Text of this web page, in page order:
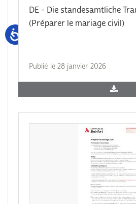
DE - Die standesamtliche
(Préparer le mariage civil)
Publié le 28 janvier 2026